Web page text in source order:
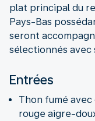
plat principal du
Pays-Bas
seront
sélectionnés avec
Entrées
Thon fumé
rouge aigre-